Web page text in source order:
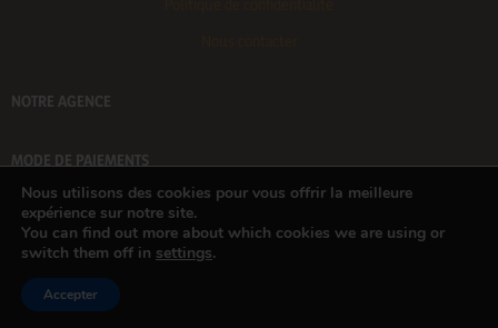
NOTRE AGENCE
MODE DE PAIEMENTS
Réunion Location, 22 Rue Evenor Lallemand,
16 – Email : reservation@reunionlocation.re © 2024
Nous utilisons des cookies pour vous offrir la meilleure
expérience sur notre site.
You can find out more about which cookies we are using or
switch them off in settings.
Accepter